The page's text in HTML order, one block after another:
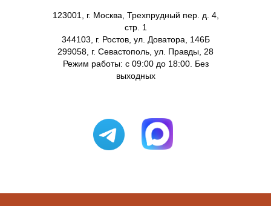
123001, г. Москва, Трехпрудный пер. д. 4,
стр. 1
344103, г. Ростов, ул. Доватора, 146Б
299058, г. Севастополь, ул. Правды, 28
Режим работы: с 09:00 до 18:00. Без
выходных